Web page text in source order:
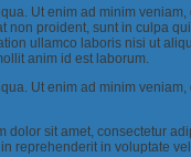
Ut enim ad minim
proident, sunt in culpa
ullamco laboris nisi ut
anim id est laborum.
Ut enim ad minim
sit amet, consectetur
reprehenderit in voluptate